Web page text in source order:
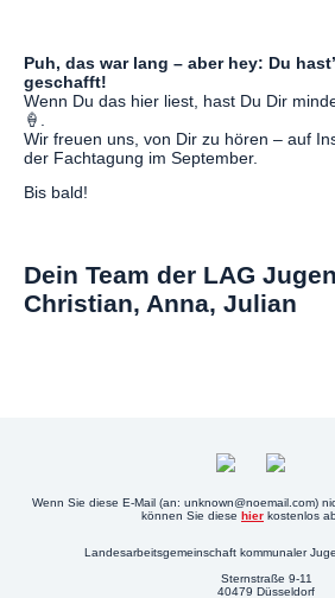
Puh, das war lang – aber hey: Du
geschafft!
Wenn Du das hier liest, hast Du Dir
🍦.
Wir freuen uns, von Dir zu hören – auf
der Fachtagung im September.
Bis bald!
Dein Team der LAG
Christian, Anna, Julian
Wenn Sie diese E-Mail (an: unknown@noemail.com)
können Sie diese hier kostenlos
Landesarbeitsgemeinschaft kommunaler
Sternstraße 9-11
40479 Düsseldorf